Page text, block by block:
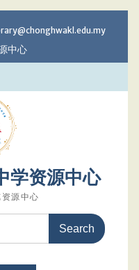
中心
学资源中心
源中心